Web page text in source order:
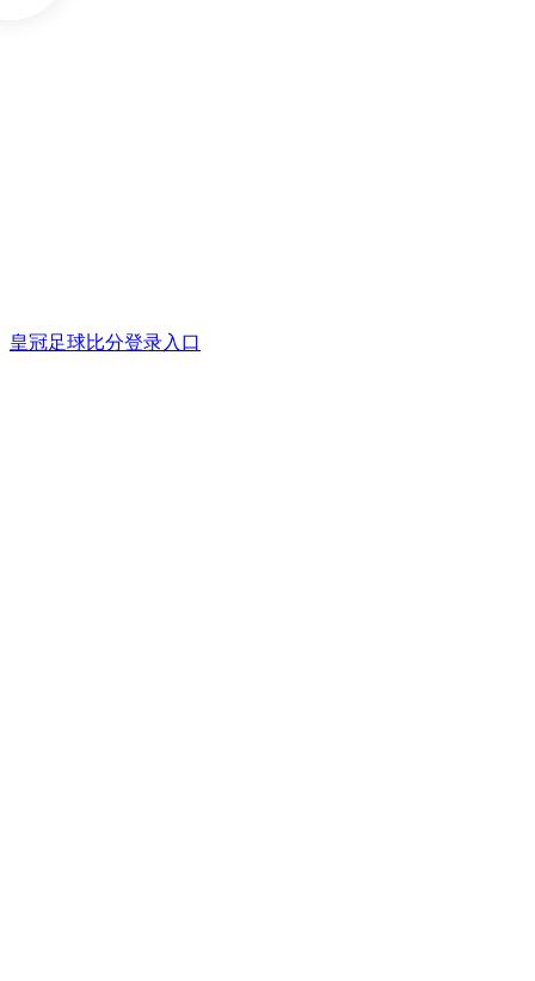
皇冠足球比分登录入口